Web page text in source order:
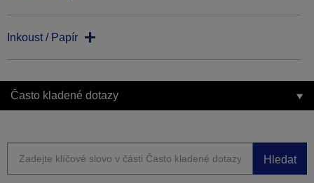
Inkoust / Papír
Často kladené dotazy
Hledat